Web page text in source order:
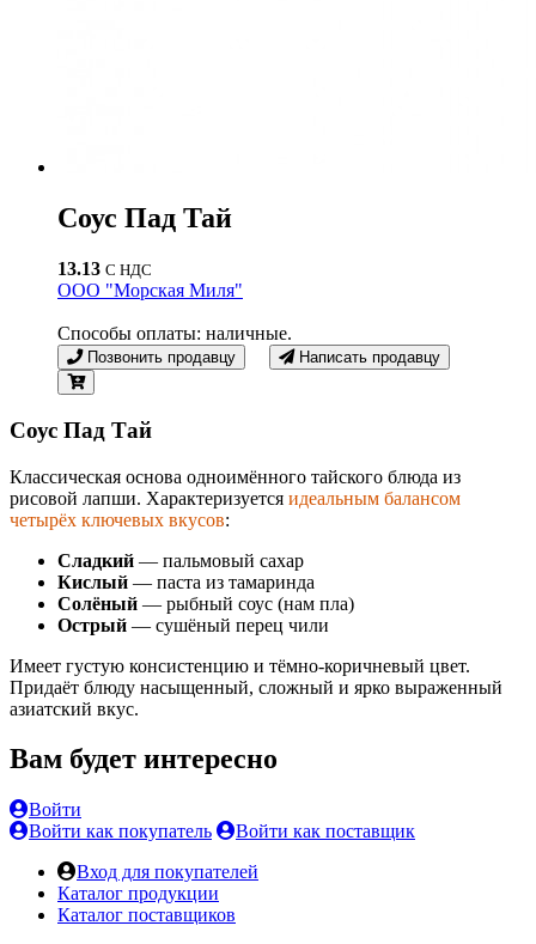
Соус Пад Тай
13.13 С НДС
ООО "Морская Миля"
Способы оплаты: наличные.
Позвонить продавцу Написать продавцу
Соус Пад Тай
Классическая основа одноимённого тайского блюда из
рисовой лапши. Характеризуется идеальным балансом
четырёх ключевых вкусов:
Сладкий — пальмовый сахар
Кислый — паста из тамаринда
Солёный — рыбный соус (нам пла)
Острый — сушёный перец чили
Имеет густую консистенцию и тёмно-коричневый цвет.
Придаёт блюду насыщенный, сложный и ярко выраженный
азиатский вкус.
Вам будет интересно
Войти
Войти как покупатель
Войти как поставщик
Вход для покупателей
Каталог продукции
Каталог поставщиков